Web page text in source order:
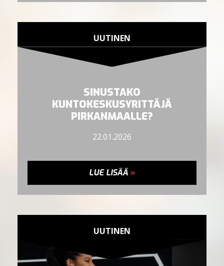
UUTINEN
SINUSTAKO
KUNTOKESKUSYRITTÄJÄ
PIRKANMAALLE?
22.01.2026
LUE LISÄÄ »
UUTINEN